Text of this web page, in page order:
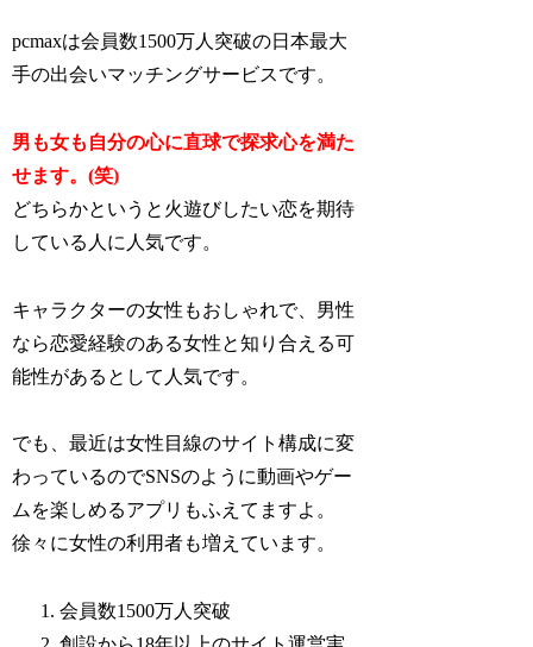
pcmaxは会員数1500万人突破の日本最大
手の出会いマッチングサービスです。
男も女も自分の心に直球で探求心を満た
せます。(笑)
どちらかというと火遊びしたい恋を期待
している人に人気です。
キャラクターの女性もおしゃれで、男性
なら恋愛経験のある女性と知り合える可
能性があるとして人気です。
でも、最近は女性目線のサイト構成に変
わっているのでSNSのように動画やゲー
ムを楽しめるアプリもふえてますよ。
徐々に女性の利用者も増えています。
会員数1500万人突破